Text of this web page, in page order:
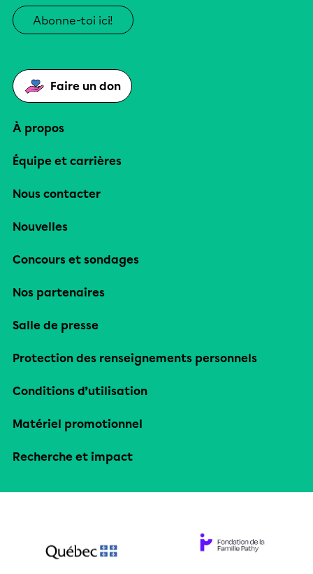
Abonne-toi ici!
Faire un don
À propos
Équipe et carrières
Nous contacter
Nouvelles
Concours et sondages
Nos partenaires
Salle de presse
Protection des renseignements personnels
Conditions d’utilisation
Matériel promotionnel
Recherche et impact